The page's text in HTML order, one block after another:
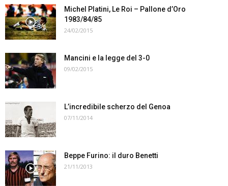
Michel Platini, Le Roi – Pallone d’Oro
1983/84/85
24/02/2015
Mancini e la legge del 3-0
09/02/2015
L’incredibile scherzo del Genoa
07/11/2014
Beppe Furino: il duro Benetti
21/11/2013